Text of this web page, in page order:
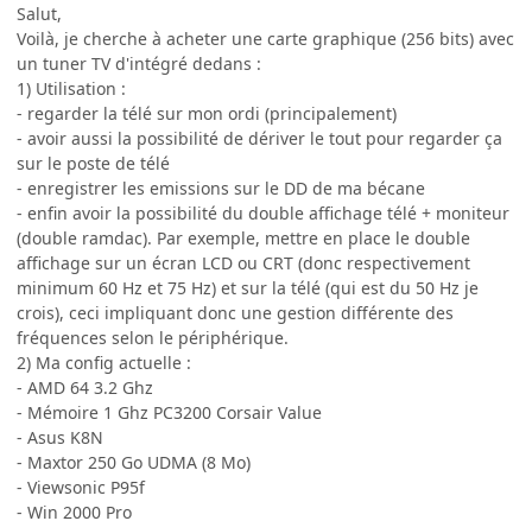
Salut,
Voilà, je cherche à acheter une carte graphique (256 bits) avec
un tuner TV d'intégré dedans :
1) Utilisation :
- regarder la télé sur mon ordi (principalement)
- avoir aussi la possibilité de dériver le tout pour regarder ça
sur le poste de télé
- enregistrer les emissions sur le DD de ma bécane
- enfin avoir la possibilité du double affichage télé + moniteur
(double ramdac). Par exemple, mettre en place le double
affichage sur un écran LCD ou CRT (donc respectivement
minimum 60 Hz et 75 Hz) et sur la télé (qui est du 50 Hz je
crois), ceci impliquant donc une gestion différente des
fréquences selon le périphérique.
2) Ma config actuelle :
- AMD 64 3.2 Ghz
- Mémoire 1 Ghz PC3200 Corsair Value
- Asus K8N
- Maxtor 250 Go UDMA (8 Mo)
- Viewsonic P95f
- Win 2000 Pro